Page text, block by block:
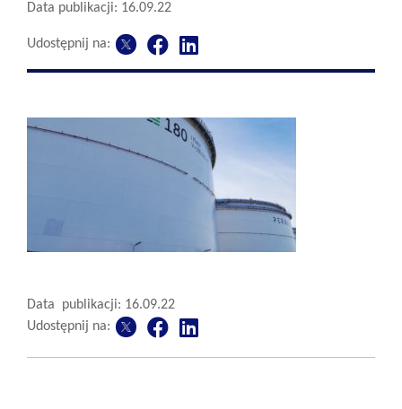
Data publikacji: 16.09.22
Udostępnij na:
Data publikacji: 16.09.22
Udostępnij na: